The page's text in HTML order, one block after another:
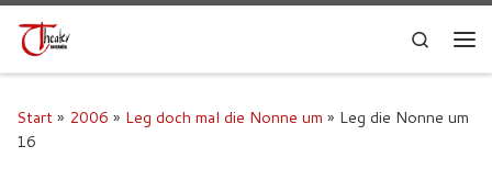
Search
Start» 2006 » Leg doch mal die Nonne um » Leg die Nonne um
16